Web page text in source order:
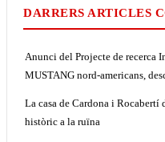
DARRERS ARTICLES
Anunci del Projecte de recerca
MUSTANG nord-americans,
La casa de Cardona i Rocabertí
històric a la ruïna